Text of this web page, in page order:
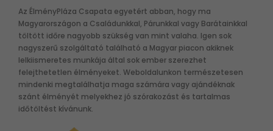
Az ÉlményPláza Csapata egyetért abban, hogy ma
Magyarországon a Családunkkal, Párunkkal vagy Barátainkkal
töltött időre nagyobb szükség van mint valaha. Igen sok
nagyszerű szolgáltató található a Magyar piacon akiknek
lelkiismeretes munkája által sok ember szerezhet
felejthetetlen élményeket. Weboldalunkon természetesen
mindenki megtalálhatja maga számára vagy ajándéknak
szánt élményét melyekhez jó szórakozást és tartalmas
időtöltést kívánunk.